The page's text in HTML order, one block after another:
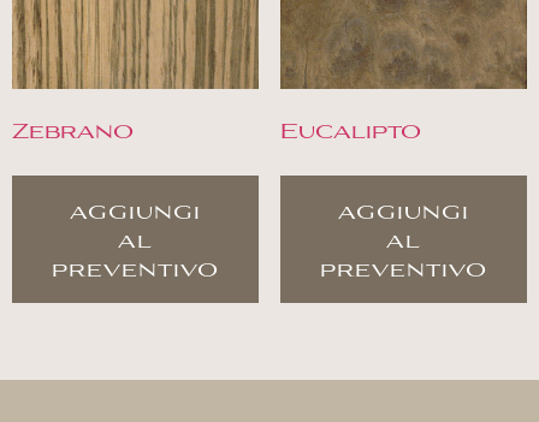
Zebrano
aggiungi
al
preventivo
Eucalipto
aggiungi
al
preventivo